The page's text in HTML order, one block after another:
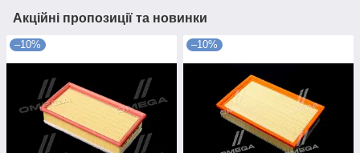
Акційні пропозиції та новинки
–10% –10%